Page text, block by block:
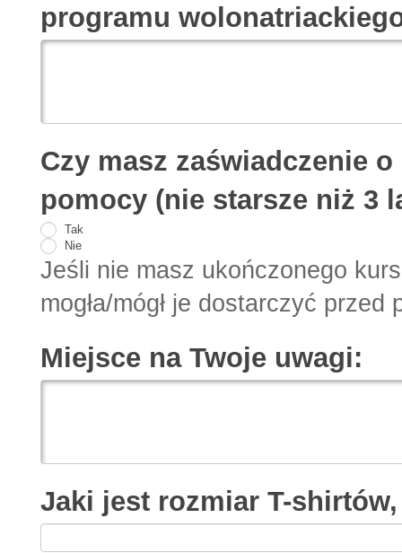
programu
Czy masz zaświadczenie
pomocy (nie starsze niż 3
Tak
Nie
Jeśli nie masz ukończonego
mogła/mógł je dostarczyć
Miejsce na Twoje uwagi:
Jaki jest rozmiar T-